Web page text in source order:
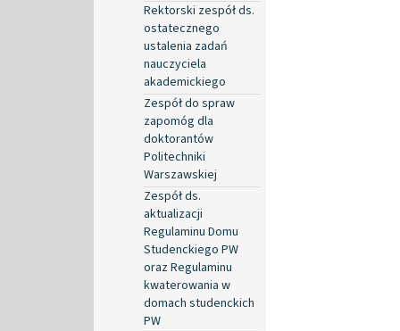
Rektorski zespół ds.
ostatecznego
ustalenia zadań
nauczyciela
akademickiego
Zespół do spraw
zapomóg dla
doktorantów
Politechniki
Warszawskiej
Zespół ds.
aktualizacji
Regulaminu Domu
Studenckiego PW
oraz Regulaminu
kwaterowania w
domach studenckich
PW